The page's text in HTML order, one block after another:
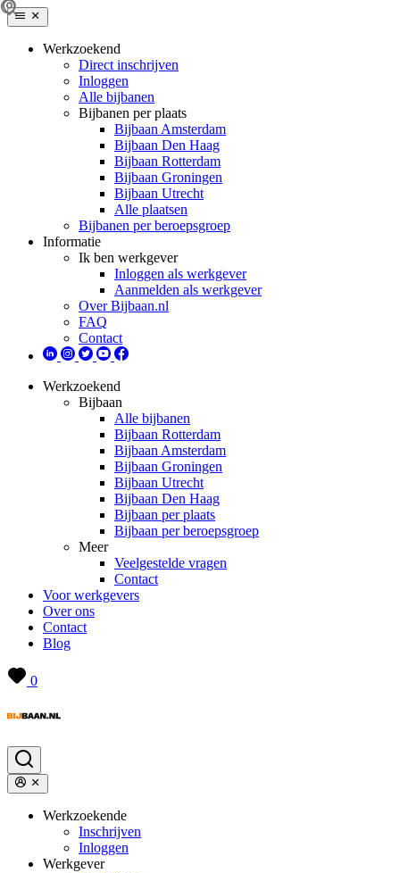
Werkzoekend
Direct inschrijven
Inloggen
Alle bijbanen
Bijbanen per plaats
Bijbaan Amsterdam
Bijbaan Den Haag
Bijbaan Rotterdam
Bijbaan Groningen
Bijbaan Utrecht
Alle plaatsen
Bijbanen per beroepsgroep
Informatie
Ik ben werkgever
Inloggen als werkgever
Aanmelden als werkgever
Over Bijbaan.nl
FAQ
Contact
Werkzoekend
Bijbaan
Alle bijbanen
Bijbaan Rotterdam
Bijbaan Amsterdam
Bijbaan Groningen
Bijbaan Utrecht
Bijbaan Den Haag
Bijbaan per plaats
Bijbaan per beroepsgroep
Meer
Veelgestelde vragen
Contact
Voor werkgevers
Over ons
Contact
Blog
0
Werkzoekende
Inschrijven
Inloggen
Werkgever